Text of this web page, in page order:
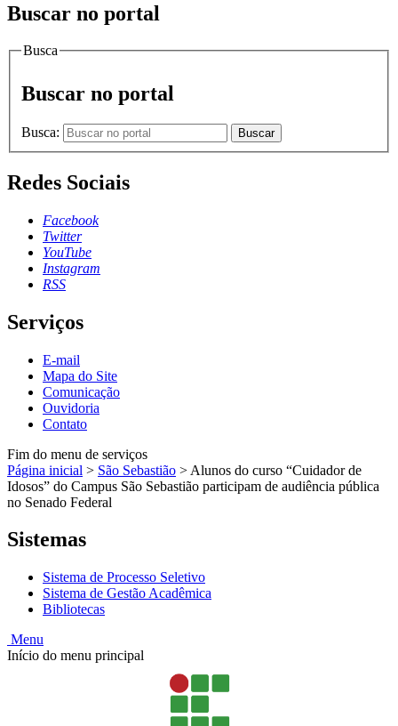
Buscar no portal
Busca
Buscar no portal
Busca: Buscar
Redes Sociais
Facebook
Twitter
YouTube
Instagram
RSS
Serviços
E-mail
Mapa do Site
Comunicação
Ouvidoria
Contato
Fim do menu de serviços
Página inicial > São Sebastião > Alunos do curso “Cuidador de
Idosos” do Campus São Sebastião participam de audiência pública
no Senado Federal
Sistemas
Sistema de Processo Seletivo
Sistema de Gestão Acadêmica
Bibliotecas
Menu
Início do menu principal